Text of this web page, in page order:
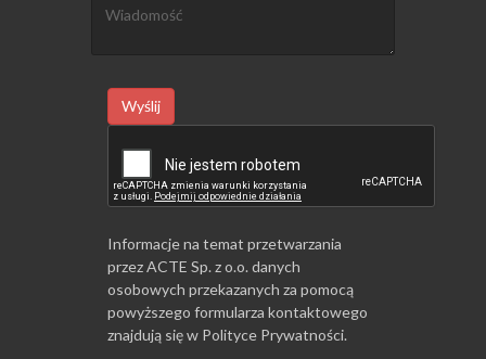
Wyślij
Informacje na temat przetwarzania
przez ACTE Sp. z o.o. danych
osobowych przekazanych za pomocą
powyższego formularza kontaktowego
znajdują się w Polityce Prywatności.